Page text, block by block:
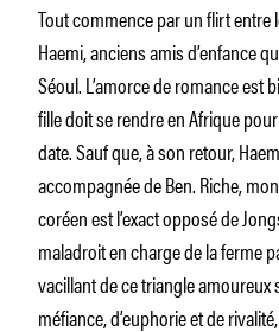
Tout commence par un flirt entre
Haemi, anciens amis d’enfance
Séoul. L’amorce de romance
fille doit se rendre en Afrique
date. Sauf que, à son retour,
accompagnée de Ben. Riche,
coréen est l’exact opposé de
maladroit en charge de la ferme
vacillant de ce triangle amoureux
méfiance, d’euphorie et de